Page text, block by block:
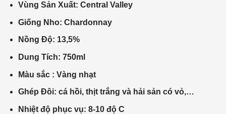
Vùng Sản Xuất: Central Valley
Giống Nho: Chardonnay
Nồng Độ: 13,5%
Dung Tích: 750ml
Màu sắc : Vàng nhạt
Ghép Đôi: cáhồi, thịt trắng và hải sản có vỏ,…
Nhiệt độ phục vụ: 8-10 độ C